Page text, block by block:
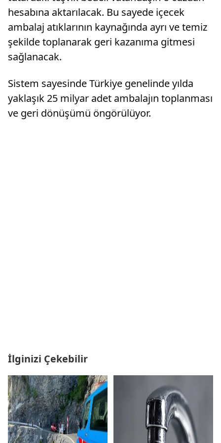
hesabına aktarılacak. Bu sayede içecek
ambalaj atıklarının kaynağında ayrı ve temiz
şekilde toplanarak geri kazanıma gitmesi
sağlanacak.
Sistem sayesinde Türkiye genelinde yılda
yaklaşık 25 milyar adet ambalajın toplanması
ve geri dönüşümü öngörülüyor.
İlginizi Çekebilir